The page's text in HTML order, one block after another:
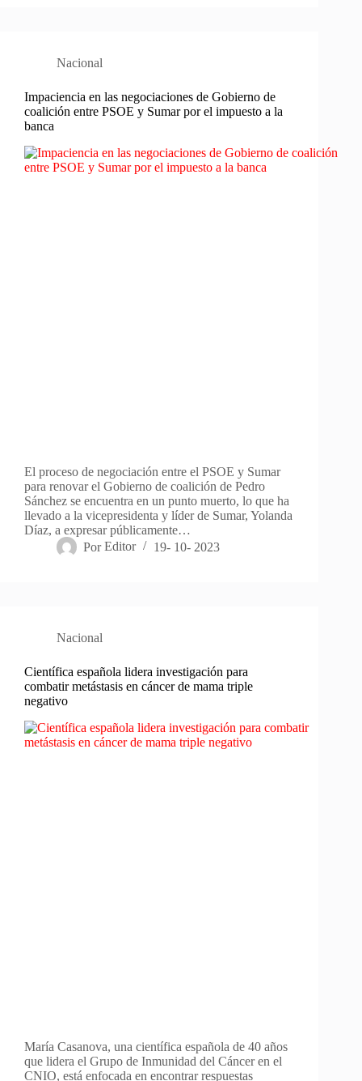
Nacional
Impaciencia en las negociaciones de Gobierno de
coalición entre PSOE y Sumar por el impuesto a la
banca
El proceso de negociación entre el PSOE y Sumar
para renovar el Gobierno de coalición de Pedro
Sánchez se encuentra en un punto muerto, lo que ha
llevado a la vicepresidenta y líder de Sumar, Yolanda
Díaz, a expresar públicamente…
Por Editor 19- 10- 2023
Nacional
Científica española lidera investigación para
combatir metástasis en cáncer de mama triple
negativo
María Casanova, una científica española de 40 años
que lidera el Grupo de Inmunidad del Cáncer en el
CNIO, está enfocada en encontrar respuestas